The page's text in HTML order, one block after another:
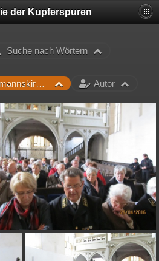
der Kupferspuren
Suche nach Wörtern
TVB / 2016 - Bergmannskirche
Autor